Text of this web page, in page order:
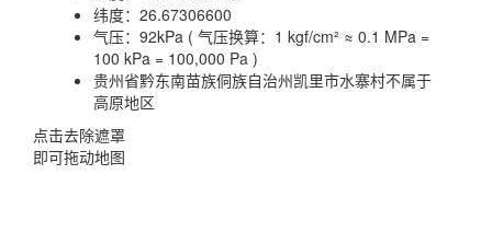
纬度： 26.67306600
气压： 92kPa ( 气压换算：1 kgf/cm² ≈ 0.1 MPa =
100 kPa = 100,000 Pa )
贵州省黔东南苗族侗族自治州凯里市水寨村不属于
高原地区
点击去除遮罩
即可拖动地图